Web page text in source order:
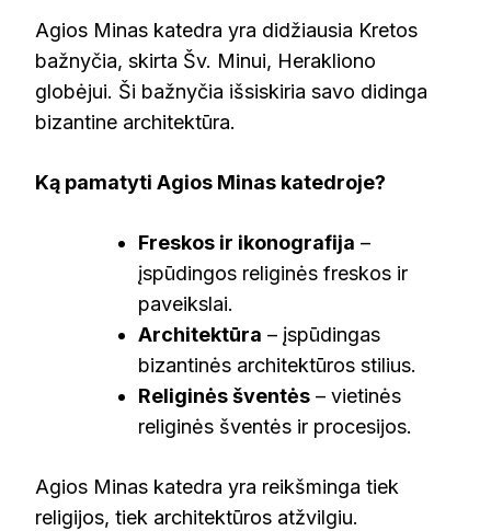
Agios Minas katedra yra didžiausia Kretos
bažnyčia, skirta Šv. Minui, Herakliono
globėjui. Ši bažnyčia išsiskiria savo didinga
bizantine architektūra.
Ką pamatyti Agios Minas katedroje?
Freskos ir ikonografija –
įspūdingos religinės freskos ir
paveikslai.
Architektūra – įspūdingas
bizantinės architektūros stilius.
Religinės šventės – vietinės
religinės šventės ir procesijos.
Agios Minas katedra yra reikšminga tiek
religijos, tiek architektūros atžvilgiu.